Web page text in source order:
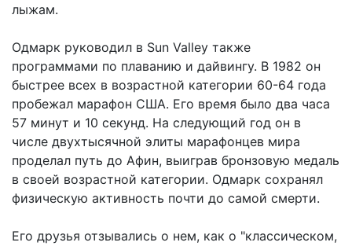
лыжам.
Одмарк руководил в Sun Valley также
программами по плаванию и дайвингу. В 1982 он
быстрее всех в возрастной категории 60-64 года
пробежал марафон США. Его время было два часа
57 минут и 10 секунд. На следующий год он в
числе двухтысячной элиты марафонцев мира
проделал путь до Афин, выиграв бронзовую медаль
в своей возрастной категории. Одмарк сохранял
физическую активность почти до самой смерти.
Его друзья отзывались о нем, как о "классическом,